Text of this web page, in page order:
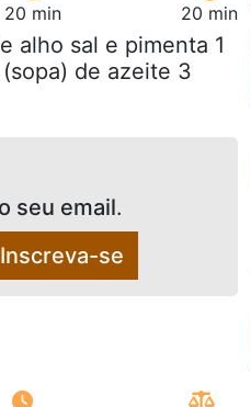
20 min 20 min
alho sal e pimenta 1
de azeite 3
seu email.
Inscreva-se